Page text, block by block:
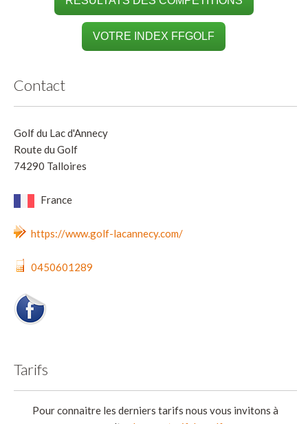
VOTRE INDEX FFGOLF
Contact
Golf du Lac d'Annecy
Route du Golf
74290 Talloires
France
https://www.golf-lacannecy.com/
0450601289
Tarifs
Pour connaitre les derniers tarifs nous vous invitons à